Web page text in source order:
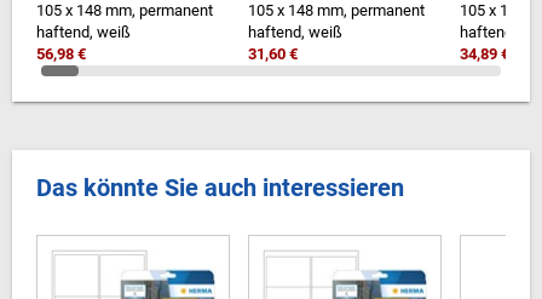
105 x 148 mm, permanent
haftend, weiß
56,98 €
105 x 148 mm, permanent
haftend, weiß
31,60 €
105 x 148
haftend,
34,89 €
Das könnte Sie auch interessieren